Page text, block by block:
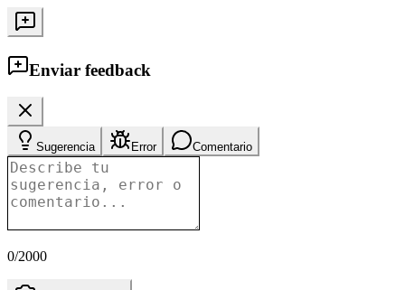
Enviar feedback
Sugerencia Error Comentario
0/2000